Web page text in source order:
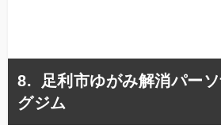
足利市ゆがみ解消パー
グジム